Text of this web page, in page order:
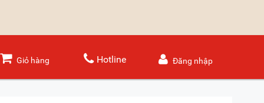
Giỏ hàng Hotline Đăng nhập